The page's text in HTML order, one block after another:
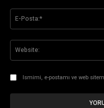
Ismimi, e-postamı ve web